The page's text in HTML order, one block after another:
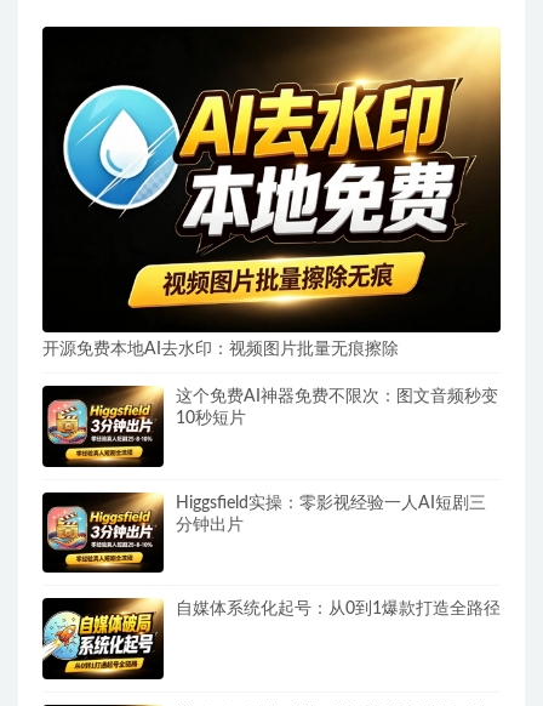
开源免费本地AI去水印：视频图片批量无痕擦除
这个免费AI神器免费不限次：图文音频秒变
10秒短片
Higgsfield实操：零影视经验一人AI短剧三
分钟出片
自媒体系统化起号：从0到1爆款打造全路径